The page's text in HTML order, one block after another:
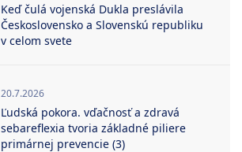
Keď čulá vojenská Dukla preslávila
Československo a Slovenskú republiku
v celom svete
20.7.2026
Ľudská pokora. vďačnosť a zdravá
sebareflexia tvoria základné piliere
primárnej prevencie (3)